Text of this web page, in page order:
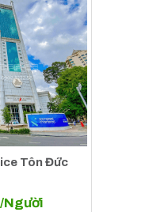
Tôn Đức
Người